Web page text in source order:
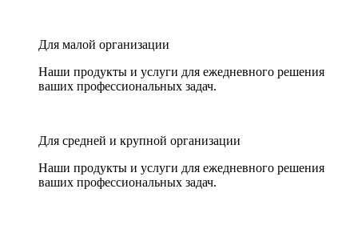
Для малой организации
Наши продукты и услуги для ежедневного решения
ваших профессиональных задач.
Для средней и крупной организации
Наши продукты и услуги для ежедневного решения
ваших профессиональных задач.